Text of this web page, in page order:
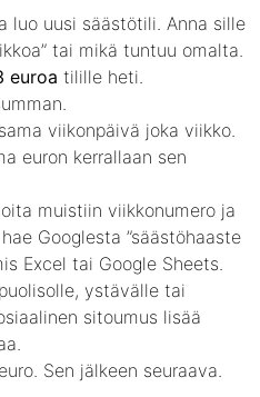
luo uusi säästötili. Anna sille
tai mikä tuntuu omalta.
euroa tilille heti.
viikonpäivä joka viikko.
euron kerrallaan sen
muistiin viikkonumero ja
Googlesta ”säästöhaaste
Excel tai Google Sheets.
ystävälle tai
sitoumus lisää
Sen jälkeen seuraava.